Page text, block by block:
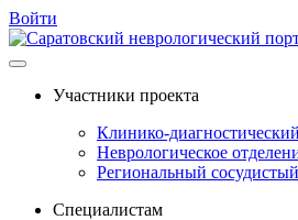
Войти
содержимому
Участники проекта
Клинико-
Неврологическое
Региональный
Специалистам